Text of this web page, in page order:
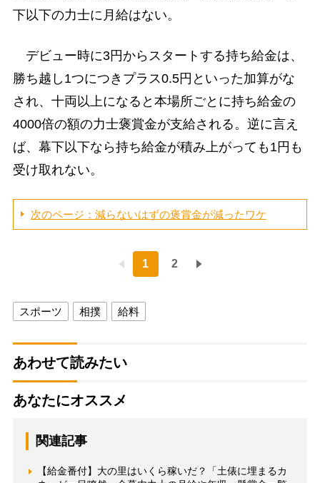
下以下の力士に月給はない。
デビュー時に3円からスタートする持ち給金は、
勝ち越し1つにつきプラス0.5円といった加算がな
され、十両以上になると本場所ごとに持ち給金の
4000倍の額の力士褒賞金が支給される。逆に言え
ば、幕下以下なら持ち給金が積み上がっても1円も
受け取れない。
次のページ：減らないはずの褒賞金が減ったワケ
1 2
スポーツ 相撲 給料
あわせて読みたい
あなたにオススメ
関連記事
【給金番付】大の里はいくら稼いだ？「土俵に埋まるカ